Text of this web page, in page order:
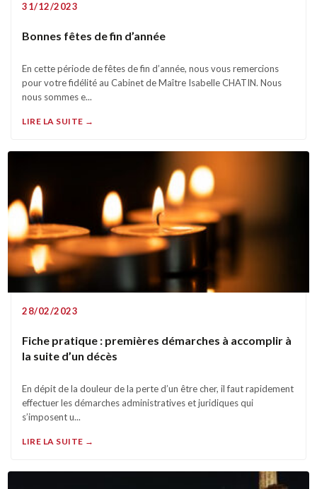
31/12/2023
Bonnes fêtes de fin d’année
En cette période de fêtes de fin d’année, nous vous remercions
pour votre fidélité au Cabinet de Maître Isabelle CHATIN. Nous
nous sommes e...
LIRE LA SUITE →
28/02/2023
Fiche pratique : premières démarches à accomplir à
la suite d’un décès
En dépit de la douleur de la perte d’un être cher, il faut rapidement
effectuer les démarches administratives et juridiques qui
s’imposent u...
LIRE LA SUITE →